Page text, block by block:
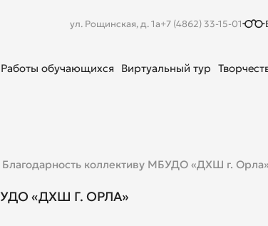
ул. Рощинская, д. 1а+7 (4862) 33-15-01
Работы обучающихся Виртуальный тур
Благодарность коллективу МБУДО «ДХШ г.
«ДХШ Г. ОРЛА»